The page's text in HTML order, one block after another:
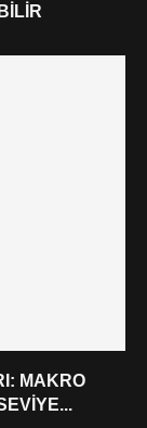
MAKRO